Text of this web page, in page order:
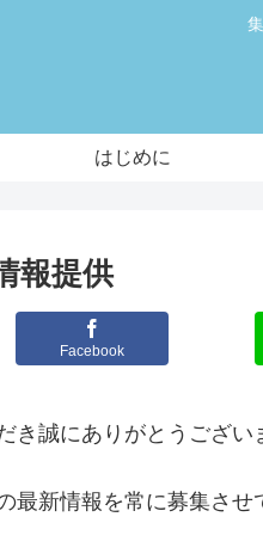
はじめに
報提供
Facebook
き誠にありがとうござい
最新情報を常に募集させ